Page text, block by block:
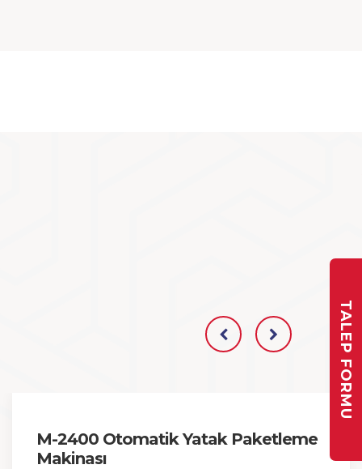
TALEP FORMU
M-2400 Otomatik Yatak Paketleme
Makinası